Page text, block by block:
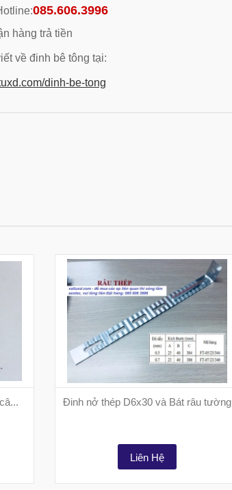
085.606.3996
hàng trả tiền
về đinh bê tông tại:
dinh-be-tong
Đinh nở thép D6x30 và Bát râu tường
Liên Hệ